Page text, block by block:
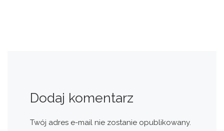
Dodaj komentarz
Twój adres e-mail nie zostanie opublikowany.